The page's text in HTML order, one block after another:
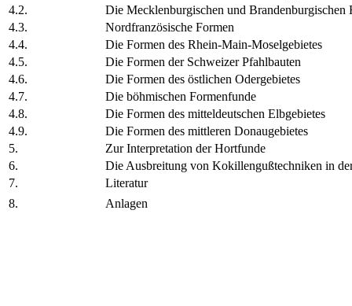
4.2.
Die Mecklenburgischen und Brandenburgischen
4.3.
Nordfranzösische Formen
4.4.
Die Formen des Rhein-Main-Moselgebietes
4.5.
Die Formen der Schweizer Pfahlbauten
4.6.
Die Formen des östlichen Odergebietes
4.7.
Die böhmischen Formenfunde
4.8.
Die Formen des mitteldeutschen Elbgebietes
4.9.
Die Formen des mittleren Donaugebietes
5.
Zur Interpretation der Hortfunde
6.
Die Ausbreitung von Kokillengußtechniken in
7.
Literatur
8.
Anlagen